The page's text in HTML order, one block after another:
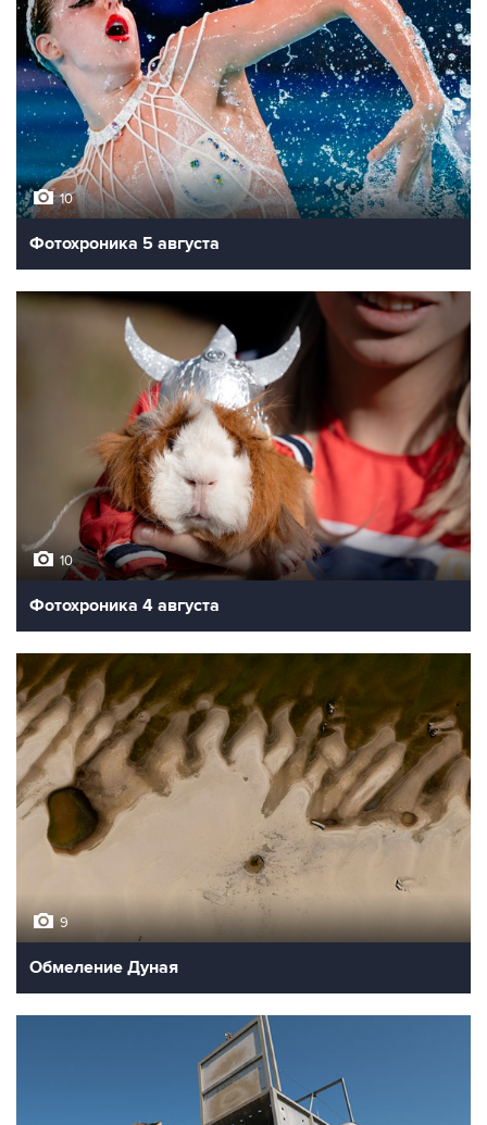
10
Фотохроника 5 августа
10
Фотохроника 4 августа
9
Обмеление Дуная